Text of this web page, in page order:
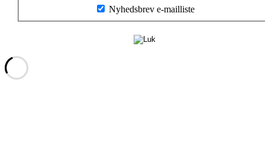
Nyhedsbrev e-mailliste